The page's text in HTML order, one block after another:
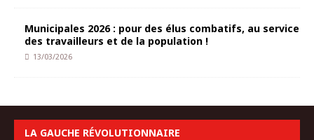
Municipales 2026 : pour des élus combatifs, au service
des travailleurs et de la population !
13/03/2026
LA GAUCHE RÉVOLUTIONNAIRE